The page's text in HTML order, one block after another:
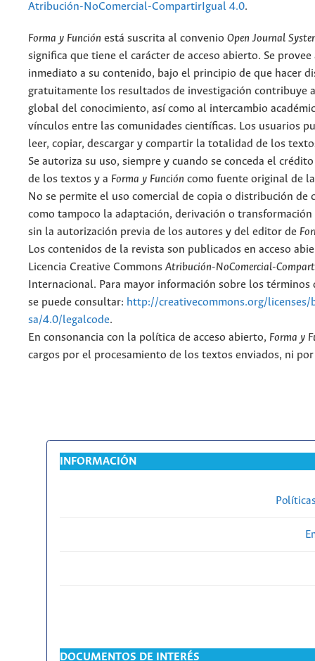
Atribución-NoComercial-CompartirIgual 4.0.
Forma y Función está suscrita al convenio Open Journal
significa que tiene el carácter de acceso abierto. Se provee
inmediato a su contenido, bajo el principio de que hacer
gratuitamente los resultados de investigación contribuye
global del conocimiento, así como al intercambio
vínculos entre las comunidades científicas. Los usuarios
leer, copiar, descargar y compartir la totalidad de los
Se autoriza su uso, siempre y cuando se conceda el
de los textos y a Forma y Función como fuente original de
No se permite el uso comercial de copia o distribución de
como tampoco la adaptación, derivación o transformación
sin la autorización previa de los autores y del editor de
Los contenidos de la revista son publicados en acceso
Licencia Creative Commons Atribución-NoComercial-
Internacional. Para mayor información sobre los términos
se puede consultar: http://creativecommons.org/licenses/
sa/4.0/legalcode.
En consonancia con la política de acceso abierto, Forma y
cargos por el procesamiento de los textos enviados, ni
INFORMACIÓN
DOCUMENTOS DE INTERÉS